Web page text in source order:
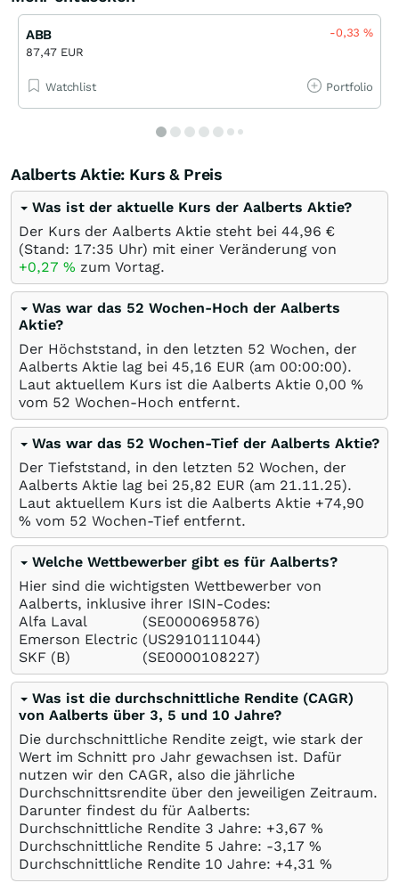
ABB
87,47 EUR
-0,33%
Watchlist Portfolio
Aalberts Aktie: Kurs & Preis
Was ist der aktuelle Kurs der Aalberts Aktie?
Der Kurs der Aalberts Aktie steht bei 44,96 €
(Stand: 17:35 Uhr) mit einer Veränderung von
+0,27 % zum Vortag.
Was war das 52 Wochen-Hoch der Aalberts
Aktie?
Der Höchststand, in den letzten 52 Wochen, der
Aalberts Aktie lag bei 45,16 EUR (am 00:00:00).
Laut aktuellem Kurs ist die Aalberts Aktie 0,00 %
vom 52 Wochen-Hoch entfernt.
Was war das 52 Wochen-Tief der Aalberts Aktie?
Der Tiefststand, in den letzten 52 Wochen, der
Aalberts Aktie lag bei 25,82 EUR (am 21.11.25).
Laut aktuellem Kurs ist die Aalberts Aktie +74,90
% vom 52 Wochen-Tief entfernt.
Welche Wettbewerber gibt es für Aalberts?
Hier sind die wichtigsten Wettbewerber von
Aalberts, inklusive ihrer ISIN-Codes:
Alfa Laval
(SE0000695876)
Emerson Electric (US2910111044)
SKF (B)
(SE0000108227)
Was ist die durchschnittliche Rendite (CAGR)
von Aalberts über 3, 5 und 10 Jahre?
Die durchschnittliche Rendite zeigt, wie stark der
Wert im Schnitt pro Jahr gewachsen ist. Dafür
nutzen wir den CAGR, also die jährliche
Durchschnittsrendite über den jeweiligen Zeitraum.
Darunter findest du für Aalberts:
Durchschnittliche Rendite 3 Jahre: +3,67 %
Durchschnittliche Rendite 5 Jahre: -3,17 %
Durchschnittliche Rendite 10 Jahre: +4,31 %